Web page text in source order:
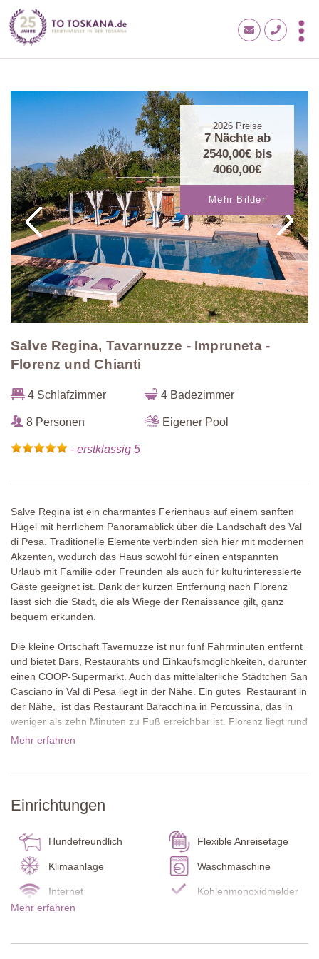
2026Preise
7 Nächte ab
2540,00€bis
4060,00€
Mehr Bilder
Salve Regina, Tavarnuzze - Impruneta -
Florenz und Chianti
4 Schlafzimmer 4 Badezimmer
8 Personen Eigener Pool
- erstklassig 5
Salve Regina ist ein charmantes Ferienhaus auf einem sanften
Hügel mit herrlichem Panoramablick über die Landschaft des Val
di Pesa. Traditionelle Elemente verbinden sich hier mit modernen
Akzenten, wodurch das Haus sowohl für einen entspannten
Urlaub mit Familie oder Freunden als auch für kulturinteressierte
Gäste geeignet ist. Dank der kurzen Entfernung nach Florenz
lässt sich die Stadt, die als Wiege der Renaissance gilt, ganz
bequem erkunden.
Die kleine Ortschaft Tavernuzze ist nur fünf Fahrminuten entfernt
und bietet Bars, Restaurants und Einkaufsmöglichkeiten, darunter
einen COOP-Supermarkt. Auch das mittelalterliche Städtchen San
Casciano in Val di Pesa liegt in der Nähe. Ein gutes Restaurant in
der Nähe, ist das Restaurant Baracchina in Percussina, das in
weniger als zehn Minuten zu Fuß erreichbar ist. Florenz liegt rund
13 km entfernt, während sich Siena und San Gimignano
Das Ferienhaus befindet sich in ruhiger Hügellage und ist außen
Oliven- und Obstbäumen umgeben das Anwesen. Mehrere
unter einer mit Weinreben bewachsenen Pergola, ein weiterer
Essbereich unter einer Loggia sowie ein Pizzaofen und ein Grill.
Unterhalb des Hauses liegt der großzügige private Pool, von dem
sich die Aussicht besonders genießen lässt.
Im Inneren besticht das Ferienhaus mit toskanischem Flair.
verbinden sich mit hellen Wänden und sorgfältig ausgewähltem
Mehr erfahren
Einrichtungen
Hundefreundlich Flexible Anreisetage
Klimaanlage Waschmaschine
Internet Kohlenmonoxidmelder
Rauchmelder
Mehr erfahren